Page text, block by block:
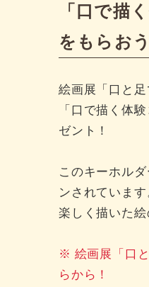
「口で描
をもらお
絵画展「口と
「口で描く体
ゼント！
このキーホル
ンされていま
楽しく描いた
※ 絵画展「口
らから！